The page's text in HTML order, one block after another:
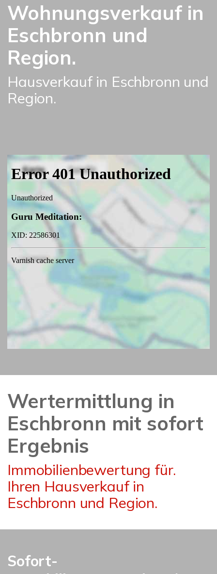
Wohnungsverkauf in
Eschbronn und
Region.
Hausverkauf in Eschbronn und
Region.
Wertermittlung in
Eschbronn mit sofort
Ergebnis
Immobilienbewertung für.
Ihren Hausverkauf in
Eschbronn und Region.
Sofort-